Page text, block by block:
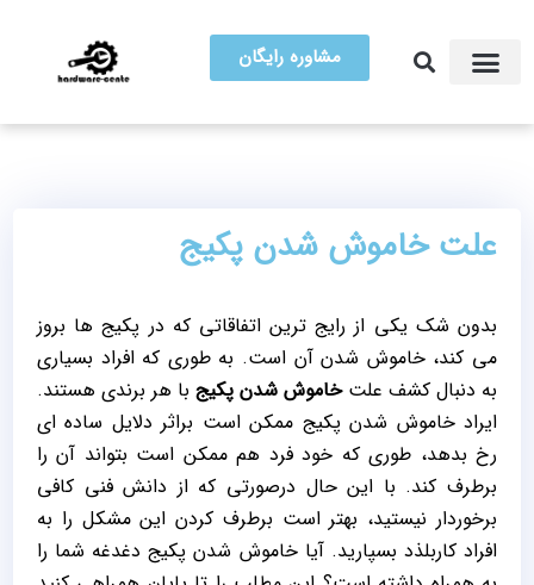
مشاوره رایگان
علت خاموش شدن پکیج
بدون شک یکی از رایج ترین اتفاقاتی که در پکیج ها بروز
می کند، خاموش شدن آن است. به طوری که افراد بسیاری
به دنبال کشف علتخاموش شدن پکیج با هر برندی هستند.
ایراد خاموش شدن پکیج ممکن است براثر دلایل ساده ای
رخ بدهد، طوری که خود فرد هم ممکن است بتواند آن را
برطرف کند. با این حال درصورتی که از دانش فنی کافی
برخوردار نیستید، بهتر است برطرف کردن این مشکل را به
افراد کاربلذد بسپارید. آیا خاموش شدن پکیج دغدغه شما را